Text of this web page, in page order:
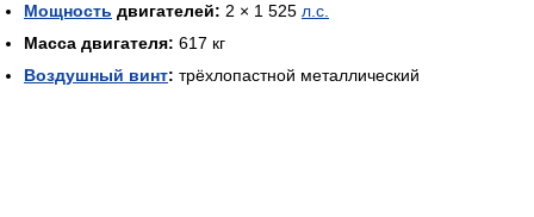
Мощность двигателей: 2 × 1 525 л.с.
Масса двигателя: 617 кг
Воздушный винт: трёхлопастной металлический